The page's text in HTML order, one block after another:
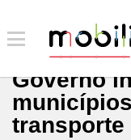
Governo
transporte